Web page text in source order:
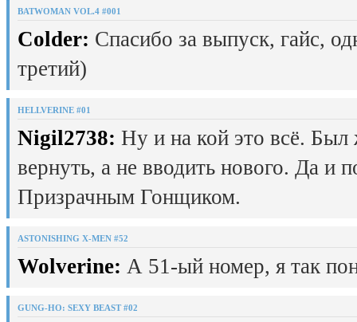
BATWOMAN VOL.4 #001
Colder: Спасибо за выпуск, гайс,
третий)
HELLVERINE #01
Nigil2738: Ну и на кой это всё.
вернуть, а не вводить нового. Да и
Призрачным Гонщиком.
ASTONISHING X-MEN #52
Wolverine: А 51-ый номер, я так
GUNG-HO: SEXY BEAST #02